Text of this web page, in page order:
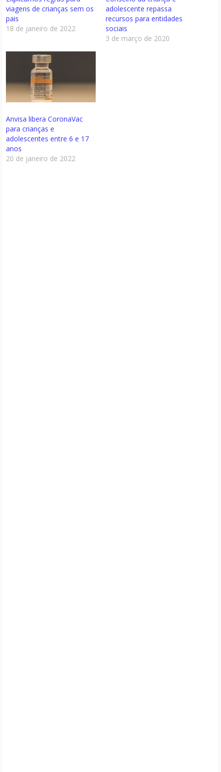
viagens de crianças sem os
pais
18 de janeiro de 2022
adolescente repassa
recursos para entidades
sociais
3 de março de 2020
Anvisa libera CoronaVac
para crianças e
adolescentes entre 6 e 17
anos
20 de janeiro de 2022